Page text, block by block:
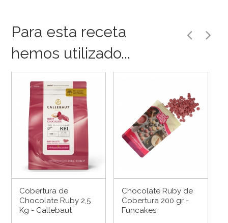
Para esta receta
hemos utilizado...
Cobertura de
Chocolate Ruby 2,5
Kg - Callebaut
Chocolate Ruby de
Cobertura 200 gr -
Funcakes